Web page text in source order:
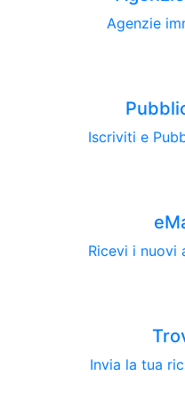
Agenzie
Iscriviti e
Ricevi i nuovi
Invia la tua